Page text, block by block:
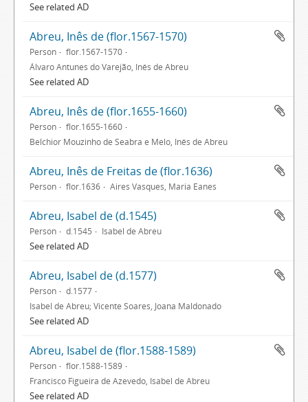
See related AD
Abreu, Inês de (flor.1567-1570)
Person
flor.1567-1570
Álvaro Antunes do Varejão, Inês de Abreu
See related AD
Abreu, Inês de (flor.1655-1660)
Person
flor.1655-1660
Belchior Mouzinho de Seabra e Melo, Inês de Abreu
Abreu, Inês de Freitas de (flor.1636)
Person flor.1636 Aires Vasques, Maria Eanes
Abreu, Isabel de (d.1545)
Person d.1545 Isabel de Abreu
See related AD
Abreu, Isabel de (d.1577)
Person
d.1577
Isabel de Abreu; Vicente Soares, Joana Maldonado
See related AD
Abreu, Isabel de (flor.1588-1589)
Person
flor.1588-1589
Francisco Figueira de Azevedo, Isabel de Abreu
See related AD